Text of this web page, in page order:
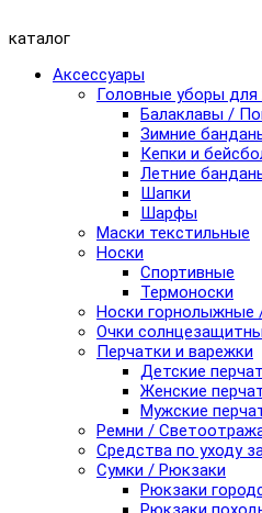
каталог
Аксессуары
Головные уборы
Балаклавы /
Зимние
Кепки и
Летние
Шапки
Шарфы
Маски текстильные
Носки
Спортивные
Термоноски
Носки горнолыжные
Очки
Перчатки и варежки
Детские
Женские
Мужские
Ремни /
Средства по уходу
Сумки / Рюкзаки
Рюкзаки